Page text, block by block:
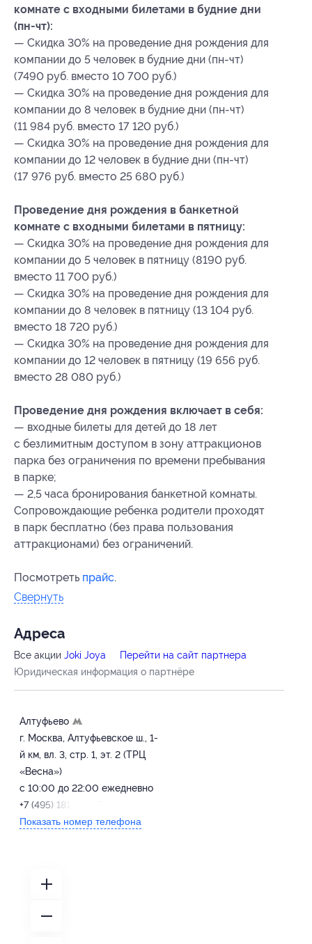
комнате с входными билетами в будние дни
(пн-чт):
— Скидка 30% на проведение дня рождения для
компании до 5 человек в будние дни (пн-чт)
(7490 руб. вместо 10 700 руб.)
— Скидка 30% на проведение дня рождения для
компании до 8 человек в будние дни (пн-чт)
(11 984 руб. вместо 17 120 руб.)
— Скидка 30% на проведение дня рождения для
компании до 12 человек в будние дни (пн-чт)
(17 976 руб. вместо 25 680 руб.)
Проведение дня рождения в банкетной
комнате с входными билетами в пятницу:
— Скидка 30% на проведение дня рождения для
компании до 5 человек в пятницу (8190 руб.
вместо 11 700 руб.)
— Скидка 30% на проведение дня рождения для
компании до 8 человек в пятницу (13 104 руб.
вместо 18 720 руб.)
— Скидка 30% на проведение дня рождения для
компании до 12 человек в пятницу (19 656 руб.
вместо 28 080 руб.)
Проведение дня рождения включает в себя:
— входные билеты для детей до 18 лет
с безлимитным доступом в зону аттракционов
парка без ограничения по времени пребывания
в парке;
— 2,5 часа бронирования банкетной комнаты.
Сопровождающие ребенка родители проходят
в парк бесплатно (без права пользования
аттракционами) без ограничений.
Посмотреть прайс.
Свернуть
Адресa
Все акции Joki Joya
Перейти на сайт партнера
Юридическая информация о партнёре
Алтуфьево
г. Москва, Алтуфьевское ш., 1-
й км, вл. 3, стр. 1, эт. 2 (ТРЦ
«Весна»)
с 10:00 до 22:00 ежедневно
+7 (495) 181-22-77
Показать номер телефона